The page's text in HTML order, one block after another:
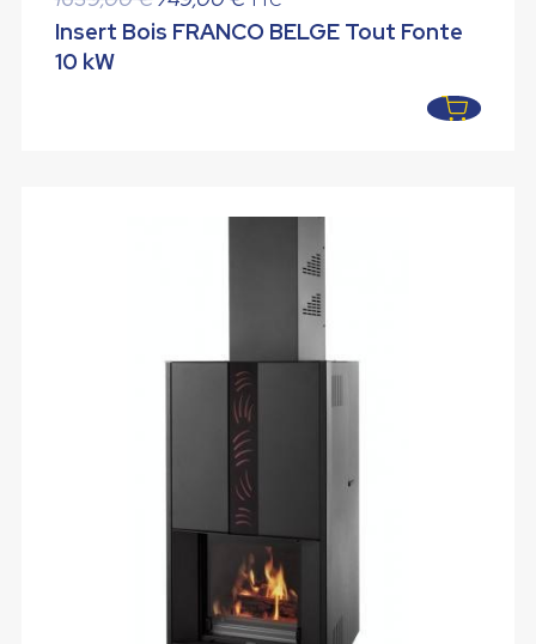
prix
prix
Insert Bois FRANCO BELGE Tout Fonte
10 kW